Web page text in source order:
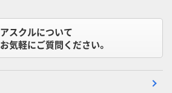
アスクルについて
お気軽にご質問ください。